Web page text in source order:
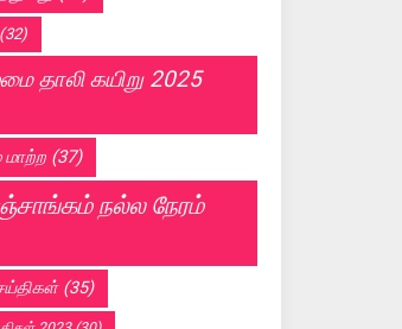
(32)
தாலி கயிறு 2025
மாற்ற (37)
நல்ல நேரம்
(35)